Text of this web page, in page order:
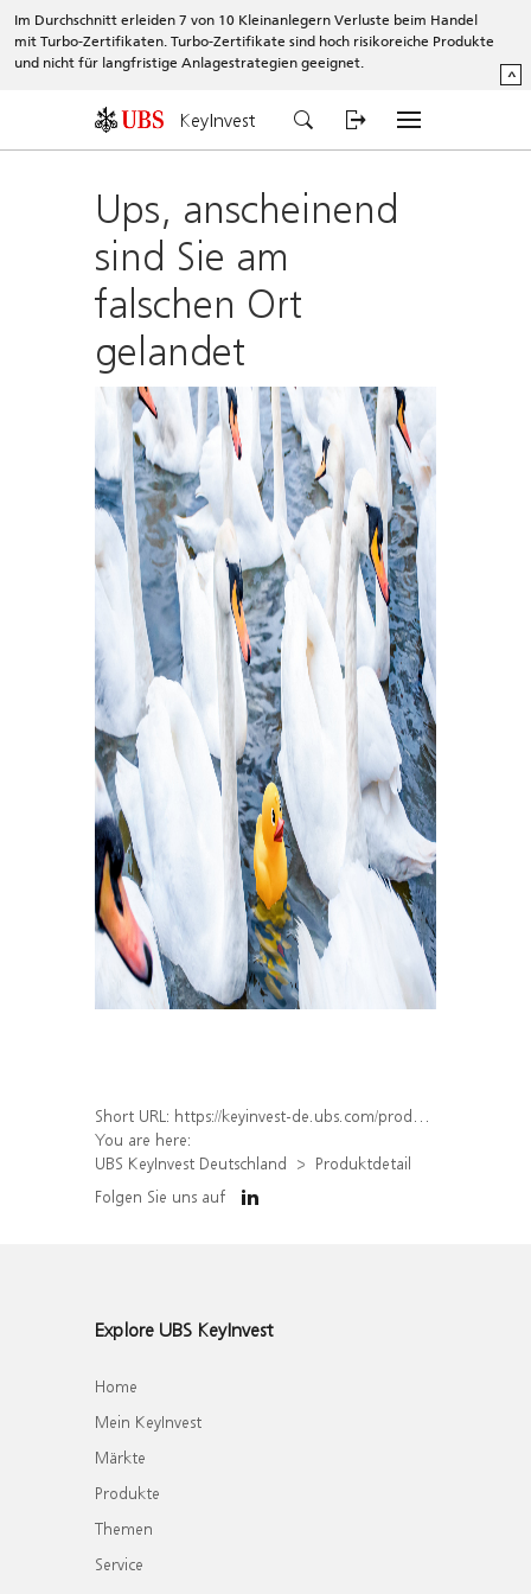
Im Durchschnitt erleiden 7 von 10 Kleinanlegern Verluste beim Handel
mit Turbo-Zertifikaten. Turbo-Zertifikate sind hoch risikoreiche Produkte
und nicht für langfristige Anlagestrategien geeignet.
^
KeyInvest
Ups, anscheinend
sind Sie am
falschen Ort
gelandet
Short URL: https://keyinvest-de.ubs.com/produkt/detail/index/isin/DE000WA8EPW8
You are here:
UBS KeyInvest Deutschland
Produktdetail
Folgen Sie uns auf
Explore UBS KeyInvest
Home
Mein KeyInvest
Märkte
Produkte
Themen
Service